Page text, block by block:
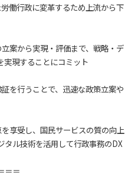
働行政に変革するため上流から下
案から実現・評価まで、戦略・デ
実現することにコミット
を行うことで、迅速な政策立案や
享受し、国民サービスの質の向上
タル技術を活用して行政事務のDX
＝＝